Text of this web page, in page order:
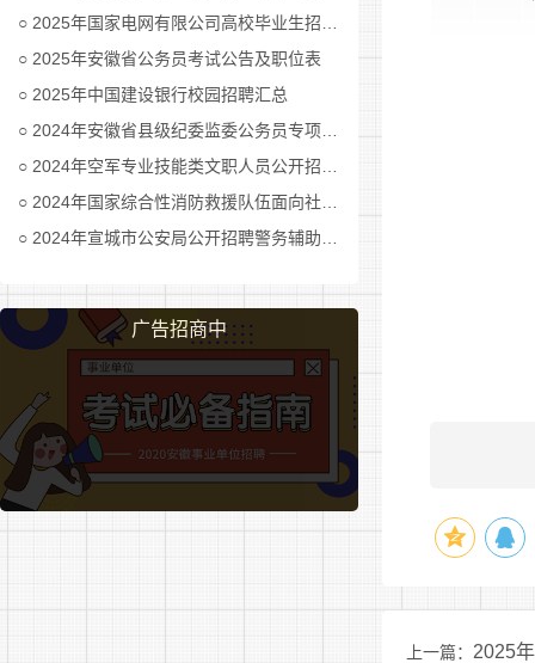
2025年国家电网有限公司高校毕业生招聘公告(第二批)汇总
2025年安徽省公务员考试公告及职位表
2025年中国建设银行校园招聘汇总
2024年安徽省县级纪委监委公务员专项招考公告及职位表汇总
2024年空军专业技能类文职人员公开招考公告
2024年国家综合性消防救援队伍面向社会招录消防员公告
2024年宣城市公安局公开招聘警务辅助人员公告
广告招商中
管理
上一篇： 2025